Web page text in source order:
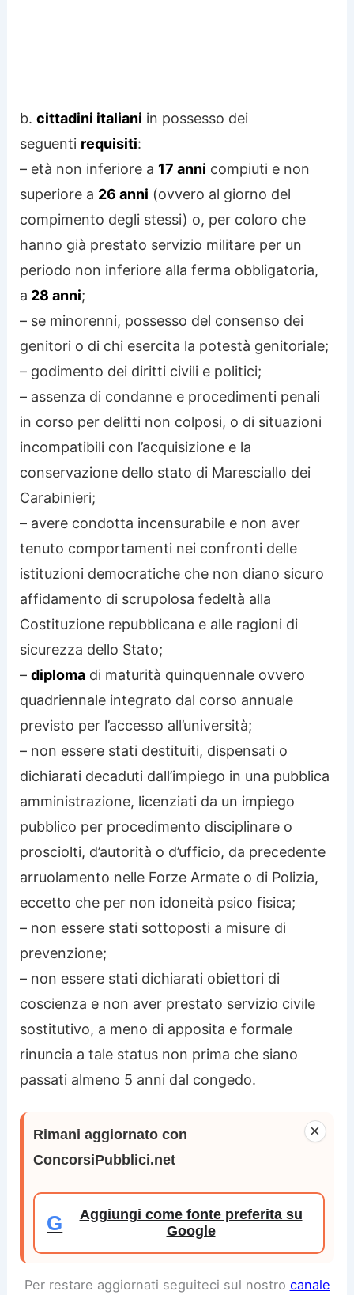
b.cittadini italiani in possesso dei
seguenti requisiti:
– età non inferiore a 17 anni compiuti e non
superiore a 26 anni (ovvero al giorno del
compimento degli stessi) o, per coloro che
hanno già prestato servizio militare per un
periodo non inferiore alla ferma obbligatoria,
a 28 anni;
– se minorenni, possesso del consenso dei
genitori o di chi esercita la potestà genitoriale;
– godimento dei diritti civili e politici;
– assenza di condanne e procedimenti penali
in corso per delitti non colposi, o di situazioni
incompatibili con l’acquisizione e la
conservazione dello stato di Maresciallo dei
Carabinieri;
– avere condotta incensurabile e non aver
tenuto comportamenti nei confronti delle
istituzioni democratiche che non diano sicuro
affidamento di scrupolosa fedeltà alla
Costituzione repubblicana e alle ragioni di
sicurezza dello Stato;
–diploma di maturità quinquennale ovvero
quadriennale integrato dal corso annuale
previsto per l’accesso all’università;
– non essere stati destituiti, dispensati o
dichiarati decaduti dall’impiego in una pubblica
amministrazione, licenziati da un impiego
pubblico per procedimento disciplinare o
prosciolti, d’autorità o d’ufficio, da precedente
arruolamento nelle Forze Armate o di Polizia,
eccetto che per non idoneità psico fisica;
– non essere stati sottoposti a misure di
prevenzione;
– non essere stati dichiarati obiettori di
coscienza e non aver prestato servizio civile
sostitutivo, a meno di apposita e formale
rinuncia a tale status non prima che siano
passati almeno 5 anni dal congedo.
×
Rimani aggiornato con
ConcorsiPubblici.net
G
Aggiungi come fonte preferita su
Google
Per restare aggiornati seguiteci sul nostro canale